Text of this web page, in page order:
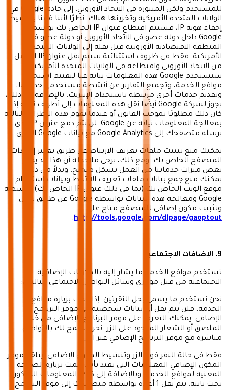
للمستخدم ولكن المبتورة في الاتحاد الأوروبي، إلى خادم Google في
الولايات المتحدة الأمريكية وتخزينها هناك. نظرًا لأننا قمنا بتنشيط
إخفاء هوية IP، فسيتم اقتطاع عنوان IP الخاص بك بواسطة
Google داخل دولة عضو في الاتحاد الأوروبي أو دولة عضو في
المنطقة الاقتصادية الأوروبية قبل نقله إلى الولايات المتحدة
الأمريكية. فقط في ظروف استثنائية سيتم نقل عنوان IP الكامل
من الاتحاد الأوروبي واقتطاعه في الولايات المتحدة الأمريكية.
ستستخدم Google هذه المعلومات نيابة عنا لتقييم استخدام
مواقع الخدمة، وتجميع التقارير عن أنشطة مستخدمي خدماتنا،
وتقديم خدمات أخرى مرتبطة باستخدام الإنترنت. بالإضافة إلى ذلك،
يجوز لشركة Google أيضًا نقل هذه المعلومات إلى أطراف ثالثة إذا
كان ذلك مطلوبًا بموجب القانون أو عندما تقوم هذه الأطراف الثالثة
بمعالجة المعلومات نيابة عن Google. لن يتم دمج عنوان IP الذي
يرسله متصفحك إلى Google Analytics مع بيانات Google الأخرى.
يمكنك منع تثبيت ملفات تعريف الارتباط عن طريق تغيير إعدادات
المتصفح الخاص بك. ومع ذلك، يرجى ملاحظة أن هذا قد يمنع
بعض ميزات خدماتنا من العمل بشكل صحيح. وبدلاً من ذلك،
يمكنك منع جمع بيانات ملفات تعريف الارتباط وبيانات استخدام
موقع الويب الخاص بك (بما في ذلك عنوان IP الخاص بك) بواسطة
Google ومعالجة هذه البيانات بواسطة Google عن طريق تنزيل
وتثبيت مكون إضافي للمتصفح متاح على:
http://tools.google.com/dlpage/gaoptout
.
9. الإضافات الاجتماعية
تستخدم مواقع الخدمة ما يشار إليه بالمكونات الإضافية
الاجتماعية من قبل موفري وسائل التواصل الاجتماعي التاليين:
نحن نستخدم ما يسمى بحل النقرتين. إذا قمت بزيارة مواقع
الخدمة، فلن يتم نقل أي بيانات شخصية إلى موفر البرنامج
الإضافي. يمكنك التعرف على موفر البرنامج الإضافي من خلال
الملصق أو الشعار الموجود على الزر. نحن نسمح لك بالتواصل
مباشرة مع موفر البرنامج الإضافي عبر الزر.
فقط في حالة النقر فوق الزر وتنشيط المكون الإضافي، يتلقى موفر
المكون الإضافي المعلومات التي تفيد بأنك قمت بزيارة الصفحة
المعنية لمواقع الخدمة. وبالإضافة إلى ذلك، المعلومات المذكورة
تحت ثانية. يتم نقل 1 أعلاه بواسطة متصفحك إلى موفر البرنامج